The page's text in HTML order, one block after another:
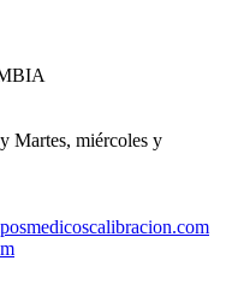
Martes, miércoles y